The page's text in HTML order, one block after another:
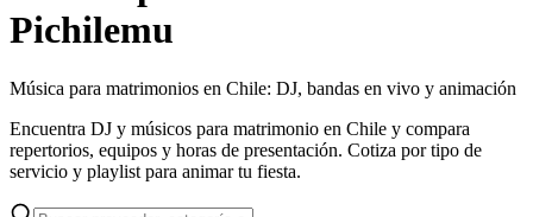
Pichilemu
Música para matrimonios en Chile: DJ, bandas en vivo y animación
Encuentra DJ y músicos para matrimonio en Chile y compara
repertorios, equipos y horas de presentación. Cotiza por tipo de
servicio y playlist para animar tu fiesta.